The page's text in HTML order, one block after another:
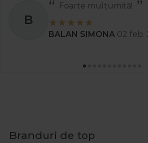
B
Foarte mulțumită!
BALAN SIMONA 02 feb.
Branduri de top